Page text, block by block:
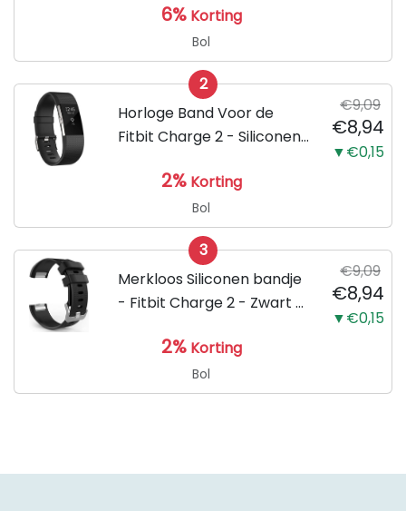
6% Korting
Bol
2
Horloge Band Voor de
Fitbit Charge 2 - Siliconen
Armband Large - Geschikt
voor de Activity Tracker /
Polsband / Strap Band /...
€9,09
€8,94
▼€0,15
2% Korting
Bol
3
Merkloos Siliconen bandje
- Fitbit Charge 2 - Zwart -
€9,09
€8,94
▼€0,15
2% Korting
Bol